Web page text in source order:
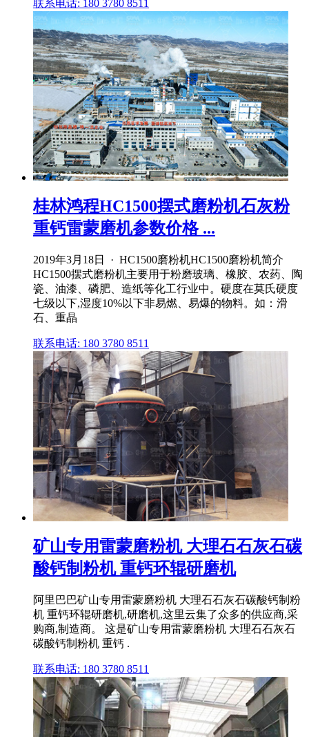
联系电话: 180 3780 8511
桂林鸿程HC1500摆式磨粉机石灰粉
重钙雷蒙磨机参数价格 ...
2019年3月18日 · HC1500磨粉机HC1500磨粉机简介
HC1500摆式磨粉机主要用于粉磨玻璃、橡胶、农药、陶
瓷、油漆、磷肥、造纸等化工行业中。硬度在莫氏硬度
七级以下,湿度10%以下非易燃、易爆的物料。如：滑
石、重晶
联系电话: 180 3780 8511
矿山专用雷蒙磨粉机 大理石石灰石碳
酸钙制粉机 重钙环辊研磨机
阿里巴巴矿山专用雷蒙磨粉机 大理石石灰石碳酸钙制粉
机 重钙环辊研磨机,研磨机,这里云集了众多的供应商,采
购商,制造商。 这是矿山专用雷蒙磨粉机 大理石石灰石
碳酸钙制粉机 重钙 .
联系电话: 180 3780 8511